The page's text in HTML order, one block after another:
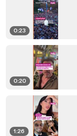
0:23
0:20
1:26